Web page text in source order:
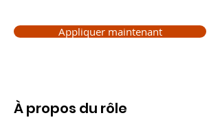
Appliquer maintenant
À propos du rôle